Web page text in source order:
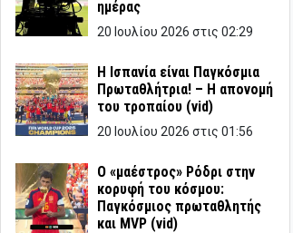
ημέρας
20 Ιουλίου 2026 στις 02:29
Η Ισπανία είναι Παγκόσμια
Πρωταθλήτρια! – Η απονομή
του τροπαίου (vid)
20 Ιουλίου 2026 στις 01:56
Ο «μαέστρος» Ρόδρι στην
κορυφή του κόσμου:
Παγκόσμιος πρωταθλητής
και MVP (vid)